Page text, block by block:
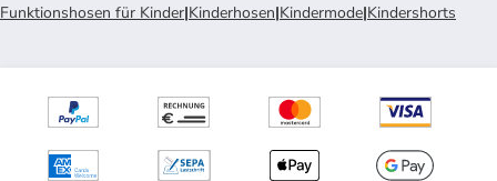
Funktionshosen für Kinder|Kinderhosen|Kindermode|Kindershorts